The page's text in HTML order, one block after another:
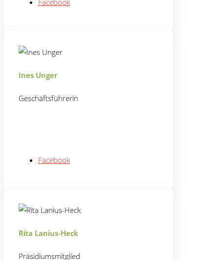
Ines Unger
Geschäftsführerin
Facebook
Rita Lanius-Heck
Präsidiumsmitglied